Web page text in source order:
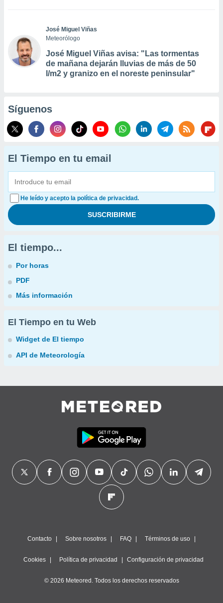
José Miguel Viñas
Meteorólogo
José Miguel Viñas avisa: "Las tormentas
de mañana dejarán lluvias de más de 50
l/m2 y granizo en el noreste peninsular"
Síguenos
El Tiempo en tu email
He leído y acepto la política de privacidad.
El tiempo...
Por horas
PDF
Más información
El Tiempo en tu Web
Widget de El tiempo
API de Meteorología
Contacto Sobre nosotros FAQ Términos de uso
Cookies Política de privacidad Configuración de privacidad
© 2026 Meteored. Todos los derechos reservados